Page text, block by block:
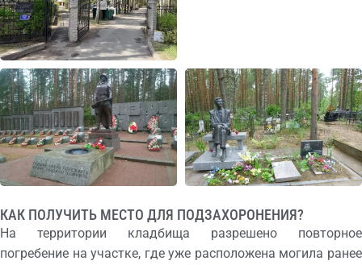
КАК ПОЛУЧИТЬ МЕСТО ДЛЯ ПОДЗАХОРОНЕНИЯ?
На территории кладбища разрешено повторное
погребение на участке, где уже расположена могила ранее